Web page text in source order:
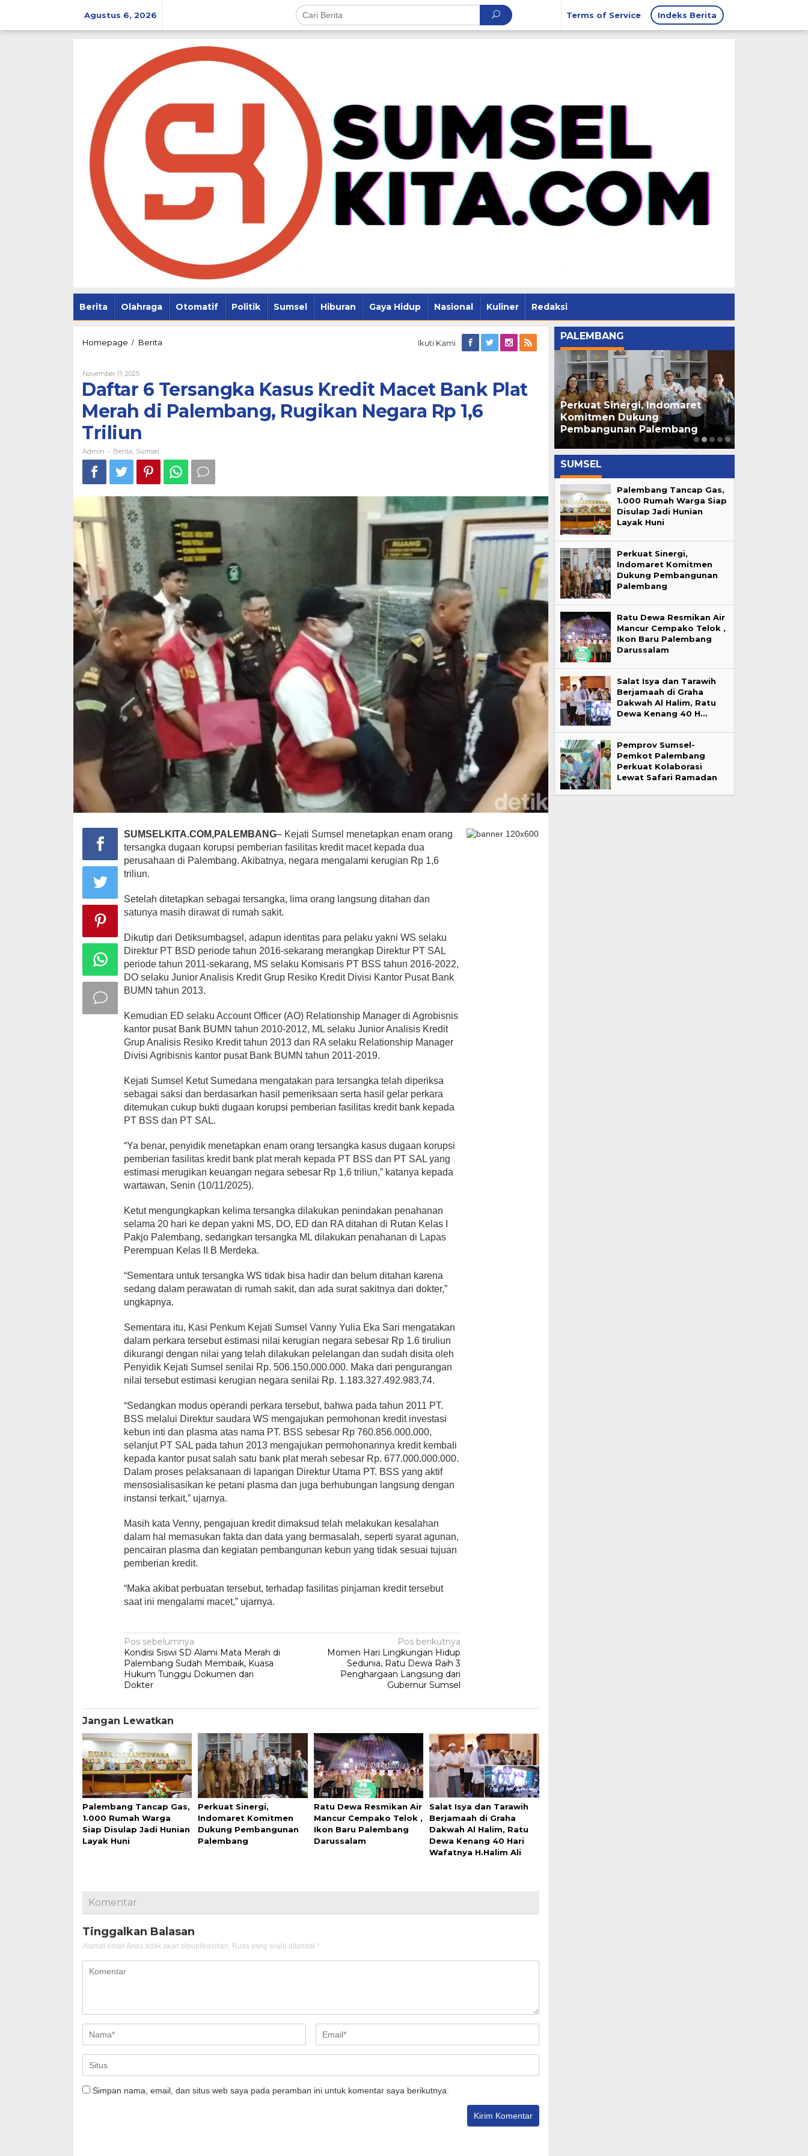
Agustus 6, 2026 Terms of Service Indeks Berita
Berita Olahraga Otomatif Politik Sumsel Hiburan Gaya Hidup Nasional Kuliner Redaksi
Homepage / Berita
Kredit
Macet
Bank
Plat
Rugikan
Negara
Rp
Ikuti Kami
November 11, 2025Oleh
Daftar 6 Tersangka Kasus Kredit Macet Bank Plat
Merah di Palembang, Rugikan Negara Rp 1,6
Triliun
Admin - Berita Sumsel
SUMSELKITA.COM,PALEMBANG– Kejati Sumsel menetapkan enam orang
tersangka dugaan korupsi pemberian fasilitas kredit macet kepada dua
perusahaan di Palembang. Akibatnya, negara mengalami kerugian Rp 1,6
triliun.
Setelah ditetapkan sebagai tersangka, lima orang langsung ditahan dan
satunya masih dirawat di rumah sakit.
Dikutip dari Detiksumbagsel, adapun identitas para pelaku yakni WS selaku
Direktur PT BSD periode tahun 2016-sekarang merangkap Direktur PT SAL
periode tahun 2011-sekarang, MS selaku Komisaris PT BSS tahun 2016-2022,
DO selaku Junior Analisis Kredit Grup Resiko Kredit Divisi Kantor Pusat Bank
BUMN tahun 2013.
Kemudian ED selaku Account Officer (AO) Relationship Manager di Agrobisnis
kantor pusat Bank BUMN tahun 2010-2012, ML selaku Junior Analisis Kredit
Grup Analisis Resiko Kredit tahun 2013 dan RA selaku Relationship Manager
Divisi Agribisnis kantor pusat Bank BUMN tahun 2011-2019.
Kejati Sumsel Ketut Sumedana mengatakan para tersangka telah diperiksa
sebagai saksi dan berdasarkan hasil pemeriksaan serta hasil gelar perkara
ditemukan cukup bukti dugaan korupsi pemberian fasilitas kredit bank kepada
PT BSS dan PT SAL.
“Ya benar, penyidik menetapkan enam orang tersangka kasus dugaan korupsi
pemberian fasilitas kredit bank plat merah kepada PT BSS dan PT SAL yang
estimasi merugikan keuangan negara sebesar Rp 1,6 triliun,” katanya kepada
wartawan, Senin (10/11/2025).
Ketut mengungkapkan kelima tersangka dilakukan penindakan penahanan
selama 20 hari ke depan yakni MS, DO, ED dan RA ditahan di Rutan Kelas I
Pakjo Palembang, sedangkan tersangka ML dilakukan penahanan di Lapas
Perempuan Kelas II B Merdeka.
“Sementara untuk tersangka WS tidak bisa hadir dan belum ditahan karena
sedang dalam perawatan di rumah sakit, dan ada surat sakitnya dari dokter,”
ungkapnya.
Sementara itu, Kasi Penkum Kejati Sumsel Vanny Yulia Eka Sari mengatakan
dalam perkara tersebut estimasi nilai kerugian negara sebesar Rp 1.6 tiruliun
dikurangi dengan nilai yang telah dilakukan pelelangan dan sudah disita oleh
Penyidik Kejati Sumsel senilai Rp. 506.150.000.000. Maka dari pengurangan
nilai tersebut estimasi kerugian negara senilai Rp. 1.183.327.492.983,74.
“Sedangkan modus operandi perkara tersebut, bahwa pada tahun 2011 PT.
BSS melalui Direktur saudara WS mengajukan permohonan kredit investasi
kebun inti dan plasma atas nama PT. BSS sebesar Rp 760.856.000.000,
selanjut PT SAL pada tahun 2013 mengajukan permohonannya kredit kembali
kepada kantor pusat salah satu bank plat merah sebesar Rp. 677.000.000.000.
Dalam proses pelaksanaan di lapangan Direktur Utama PT. BSS yang aktif
mensosialisasikan ke petani plasma dan juga berhubungan langsung dengan
instansi terkait,” ujarnya.
Masih kata Venny, pengajuan kredit dimaksud telah melakukan kesalahan
dalam hal memasukan fakta dan data yang bermasalah, seperti syarat agunan,
pencairan plasma dan kegiatan pembangunan kebun yang tidak sesuai tujuan
pemberian kredit.
“Maka akibat perbuatan tersebut, terhadap fasilitas pinjaman kredit tersebut
saat ini mengalami macet,” ujarnya.
Navigasi
pos
Pos sebelumnya
Kondisi Siswi SD Alami Mata Merah di
Palembang Sudah Membaik, Kuasa
Hukum Tunggu Dokumen dari
Dokter
Pos berikutnya
Momen Hari Lingkungan Hidup
Sedunia, Ratu Dewa Raih 3
Penghargaan Langsung dari
Gubernur Sumsel
Jangan Lewatkan
Palembang Tancap Gas,
1.000 Rumah Warga
Siap Disulap Jadi Hunian
Layak Huni
Perkuat Sinergi,
Indomaret Komitmen
Dukung Pembangunan
Palembang
Ratu Dewa Resmikan Air
Mancur Cempako Telok ,
Ikon Baru Palembang
Darussalam
Salat Isya dan Tarawih
Berjamaah di Graha
Dakwah Al Halim, Ratu
Dewa Kenang 40 Hari
Wafatnya H.Halim Ali
Komentar
Tinggalkan Balasan
Alamat email Anda tidak akan dipublikasikan. Ruas yang wajib ditandai *
Simpan nama, email, dan situs web saya pada peramban ini untuk komentar saya berikutnya.
PALEMBANG
Pemprov Sumsel-Pemkot
Palembang Perkuat Kolaborasi
Palembang Tancap Gas, 1.000
Rumah Warga Siap Disulap Jadi
Perkuat Sinergi, Indomaret
Komitmen Dukung
Pembangunan Palembang
SUMSEL
Palembang Tancap Gas,
1.000 Rumah Warga Siap
Disulap Jadi Hunian
Layak Huni
Perkuat Sinergi,
Indomaret Komitmen
Dukung Pembangunan
Palembang
Ratu Dewa Resmikan Air
Mancur Cempako Telok ,
Ikon Baru Palembang
Darussalam
Salat Isya dan Tarawih
Berjamaah di Graha
Dakwah Al Halim, Ratu
Dewa Kenang 40 H…
Pemprov Sumsel-
Pemkot Palembang
Perkuat Kolaborasi
Lewat Safari Ramadan